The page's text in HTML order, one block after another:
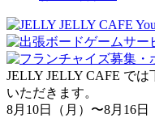
JELLY JELLY CAFE で
いただきます。
8月10日（月）〜8月16日